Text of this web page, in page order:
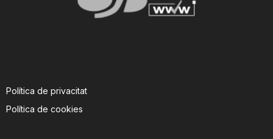
Política de privacitat
Política de cookies